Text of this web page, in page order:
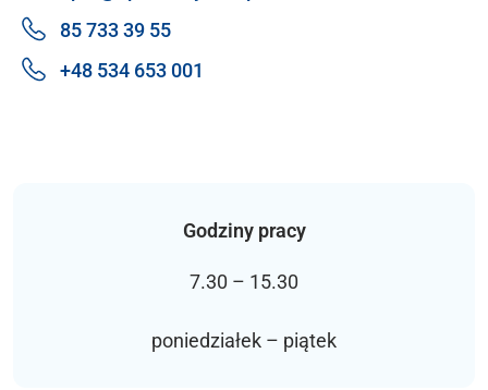
85 733 39 55
+48 534 653 001
Godziny pracy
7.30 – 15.30
poniedziałek – piątek